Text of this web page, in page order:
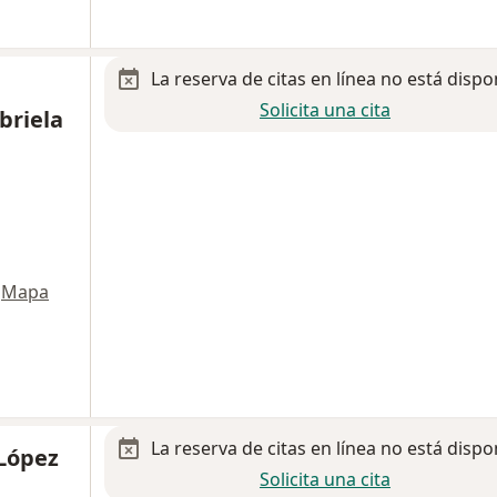
Mapa
La reserva de citas en línea no está
Solicita una cita
La reserva de citas en línea no está
Solicita una cita